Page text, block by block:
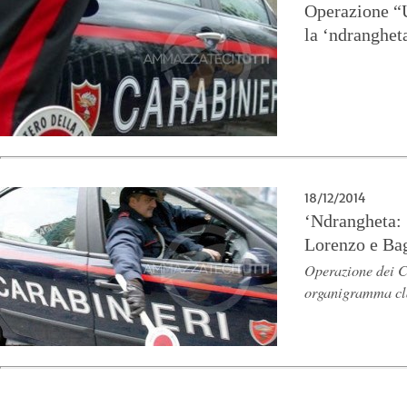
Operazione
la
18/12/2014
Lorenzo e
Operazione dei
organigramma